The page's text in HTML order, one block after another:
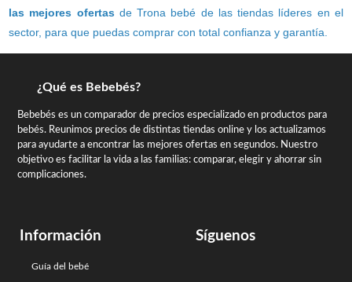
las mejores ofertasde Trona bebé de las tiendas líderes en el
sector, para que puedas comprar con total confianza y garantía.
¿Qué es Bebebés?
Bebebés es un comparador de precios especializado en productos para
bebés. Reunimos precios de distintas tiendas online y los actualizamos
para ayudarte a encontrar las mejores ofertas en segundos. Nuestro
objetivo es facilitar la vida a las familias: comparar, elegir y ahorrar sin
complicaciones.
Información
Guía del bebé
Síguenos